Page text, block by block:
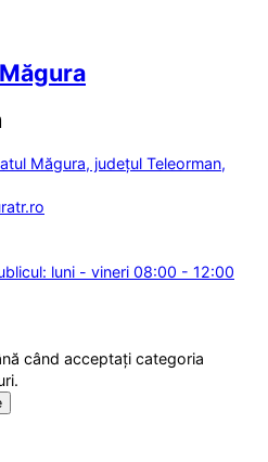
Măgura, județul Teleorman,
luni - vineri 08:00 - 12:00
când acceptați categoria